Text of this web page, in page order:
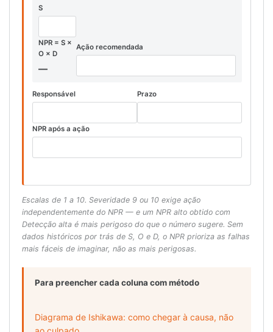
S
NPR = S ×
O × D
—
Ação recomendada
Responsável Prazo
NPR após a ação
Escalas de 1 a 10. Severidade 9 ou 10 exige ação
independentemente do NPR — e um NPR alto obtido com
Detecção alta é mais perigoso do que o número sugere. Sem
dados históricos por trás de S, O e D, o NPR prioriza as falhas
mais fáceis de imaginar, não as mais perigosas.
Para preencher cada coluna com método
Diagrama de Ishikawa: como chegar à causa, não